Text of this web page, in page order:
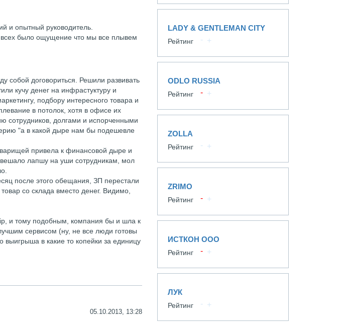
и опытный руководитель.
всех было ощущение что мы все плывем
собой договориться. Решили развивать
кучу денег на инфрастуктуру и
подбору интересного товара и
в потолок, хотя в офисе их
сотрудников, долгами и испорченными
"а в какой дыре нам бы подешевле
привела к финансовой дыре и
лапшу на уши сотрудникам, мол
после этого обещания, ЗП перестали
со склада вместо денег. Видимо,
и тому подобным, компания бы и шла к
сервисом (ну, не все люди готовы
выигрыша в какие то копейки за единицу
05.10.2013, 13:28
LADY & GENTLEMAN CITY
Рейтинг
ODLO RUSSIA
Рейтинг
ZOLLA
Рейтинг
ZRIMO
Рейтинг
ИСТКОН ООО
Рейтинг
ЛУК
Рейтинг